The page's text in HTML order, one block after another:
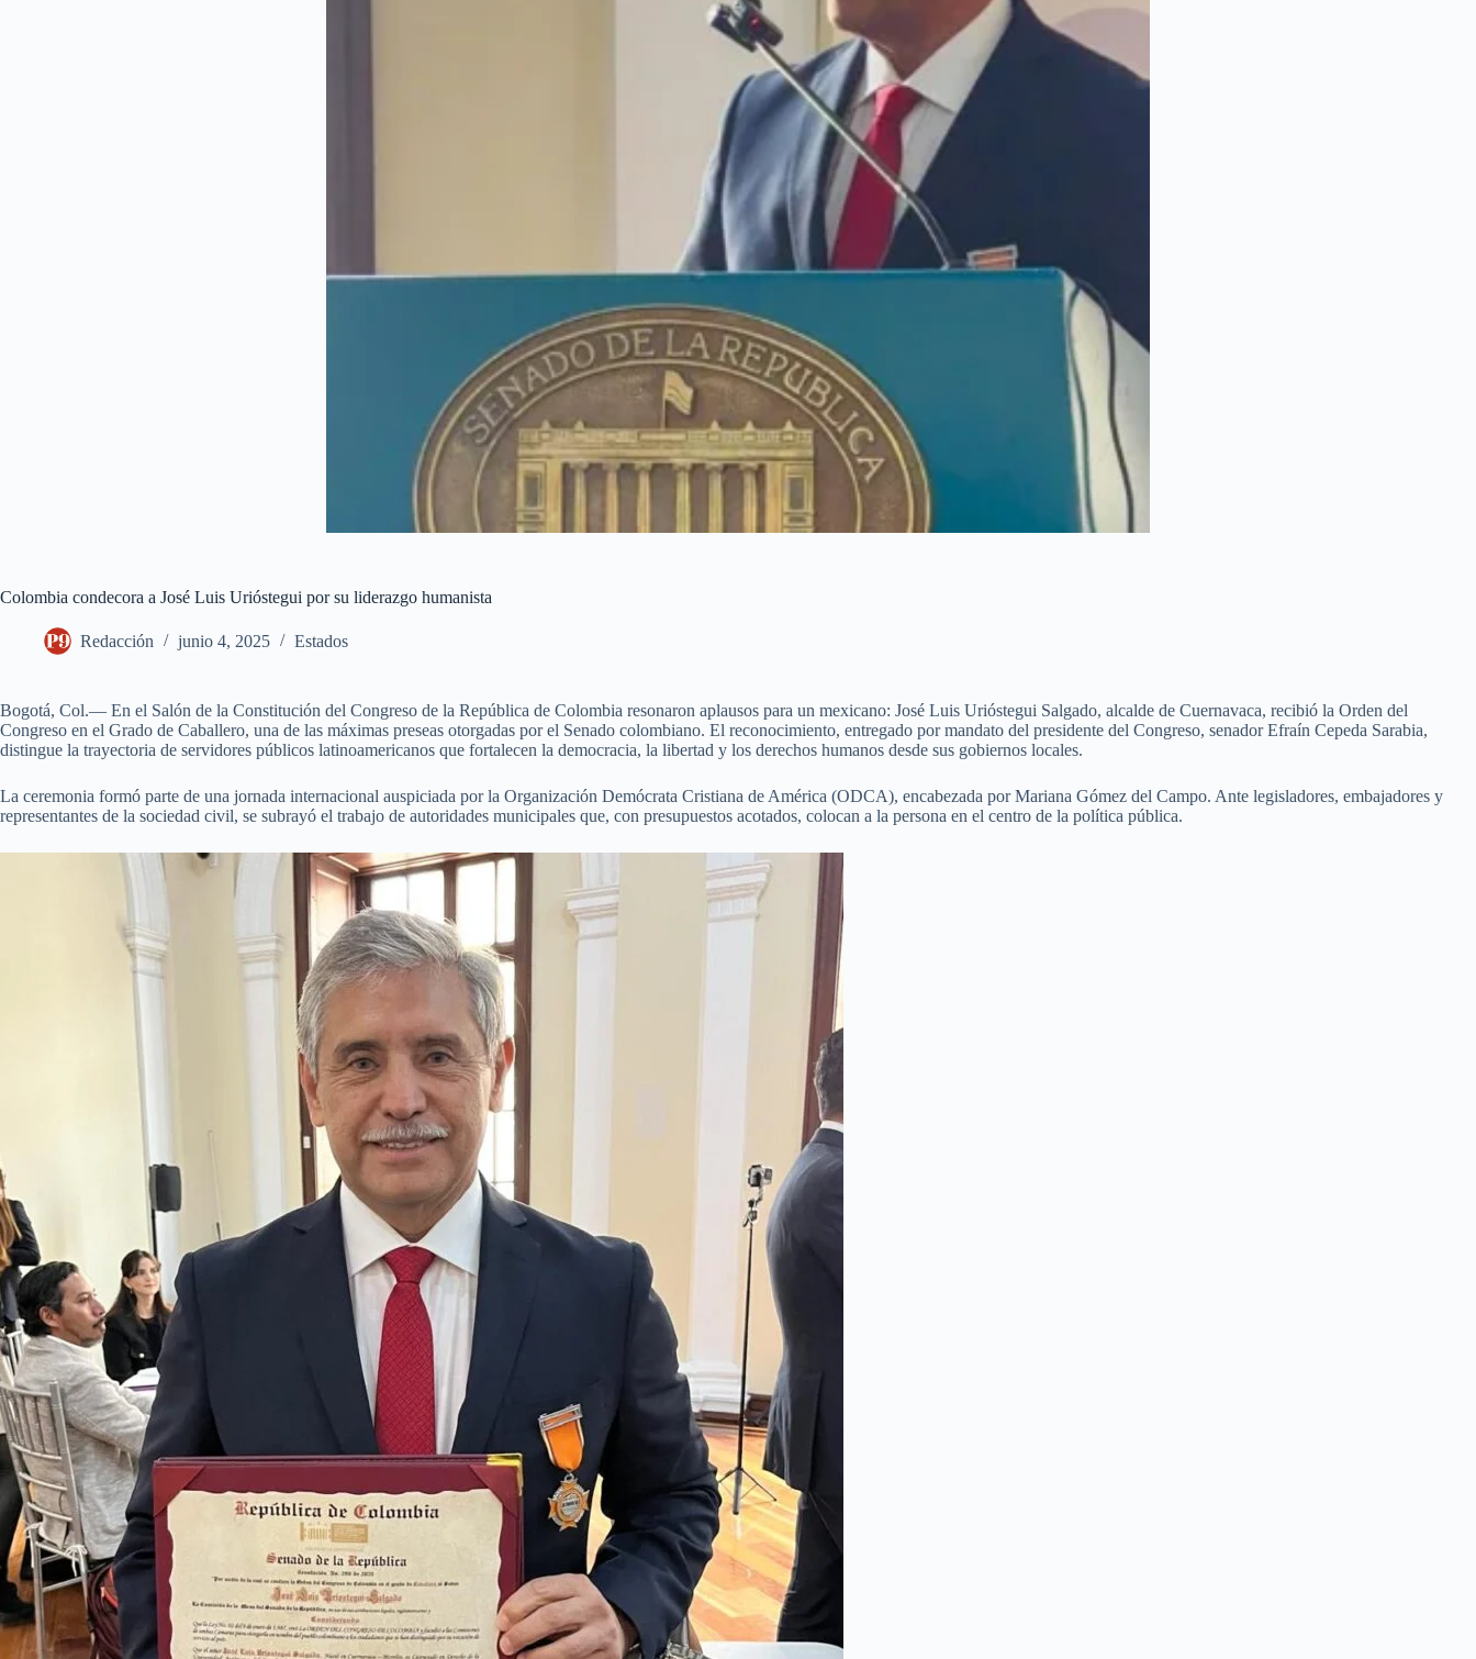
Colombia condecora a José Luis Urióstegui por su liderazgo humanista
Redacción junio 4, 2025 Estados
Bogotá, Col.— En el Salón de la Constitución del Congreso de la República de Colombia resonaron aplausos para un mexicano: José Luis Urióstegui Salgado, alcalde de Cuernavaca, recibió la Orden del
Congreso en el Grado de Caballero, una de las máximas preseas otorgadas por el Senado colombiano. El reconocimiento, entregado por mandato del presidente del Congreso, senador Efraín Cepeda Sarabia,
distingue la trayectoria de servidores públicos latinoamericanos que fortalecen la democracia, la libertad y los derechos humanos desde sus gobiernos locales.
La ceremonia formó parte de una jornada internacional auspiciada por la Organización Demócrata Cristiana de América (ODCA), encabezada por Mariana Gómez del Campo. Ante legisladores, embajadores y
representantes de la sociedad civil, se subrayó el trabajo de autoridades municipales que, con presupuestos acotados, colocan a la persona en el centro de la política pública.